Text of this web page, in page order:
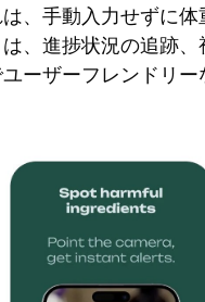
、手動入力せずに
、進捗状況の追跡
ーザーフレンドリ